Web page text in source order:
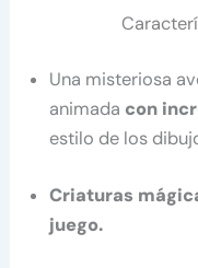
Una misteriosa
animada con
estilo de los
Criaturas
juego.